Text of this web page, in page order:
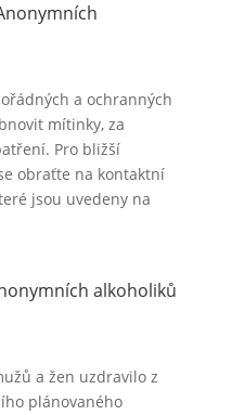
a ochranných
mítinky, za
Pro bližší
obraťte na kontaktní
jsou uvedeny na
alkoholiků
a žen uzdravilo z
plánovaného